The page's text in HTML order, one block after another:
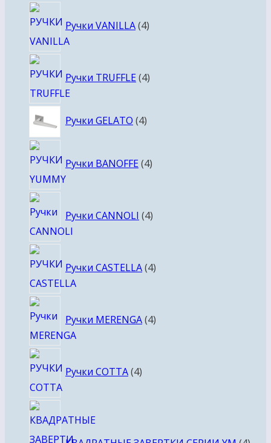
Ручки VANILLA 4товара
Ручки TRUFFLE 4товара
Ручки GELATO 44
Ручки BANOFFE 4товара
Ручки CANNOLI 4товара
Ручки CASTELLA 4товара
Ручки MERENGA 4товара
Ручки COTTA 4товара